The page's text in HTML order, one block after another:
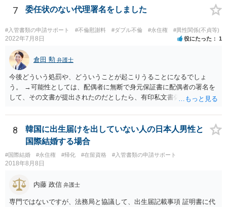
7 委任状のない代理署名をしました
#入管書類の申請サポート #不倫慰謝料 #ダブル不倫 #永住権 #異性関係(不貞等)
2022年7月8日 役にたった 1
倉田 勲 弁護士
今後どういう処罰や、どういうことが起こりうることになるでしょ
う。 →可能性としては、配偶者に無断で身元保証書に配偶者の署名を
して、その文書が提出されたのだとしたら、有印私文書偽造・同行使
規定されています。
8
韓国に出生届けを出していない人の日本人男性と
国際結婚する場合
#国際結婚 #永住権 #帰化 #在留資格 #入管書類の申請サポート
2018年8月8日
内藤 政信 弁護士
専門ではないですが、法務局と協議して、出生届記載事項 証明書に代